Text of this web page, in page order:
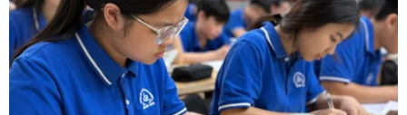
26/07/2026 22:53
Thêm mái nhà chung kết nối cộng